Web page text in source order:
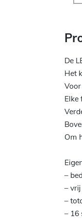
De
Het
Elke
Om
–
–
–
– 16